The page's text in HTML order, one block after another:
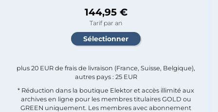
144,95 €
Tarif par an
plus 20 EUR de frais de livraison (France, Suisse, Belgique),
autres pays : 25 EUR
* Réduction dans la boutique Elektor et accès illimité aux
archives en ligne pour les membres titulaires GOLD ou
GREEN uniquement. Les membres avec abonnement